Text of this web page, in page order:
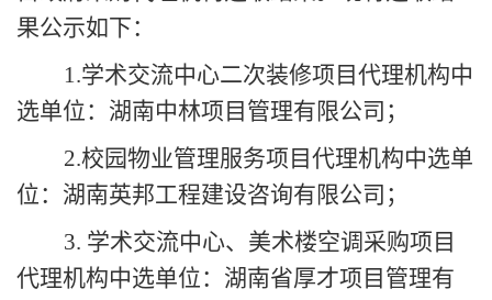
果公示如下：
1.学术交流中心二次装修项目代理机构中
选单位：湖南中林项目管理有限公司；
2.校园物业管理服务项目代理机构中选单
位：湖南英邦工程建设咨询有限公司；
3. 学术交流中心、美术楼空调采购项目
代理机构中选单位：湖南省厚才项目管理有